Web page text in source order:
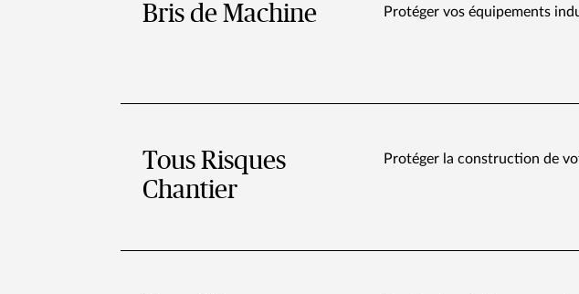
Bris de Machine
Protéger vos équipements
Tous Risques
Chantier
Protéger la construction de